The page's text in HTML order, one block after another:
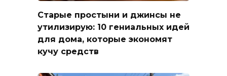
Старые простыни и джинсы не
утилизирую: 10 гениальных идей
для дома, которые экономят
кучу средств